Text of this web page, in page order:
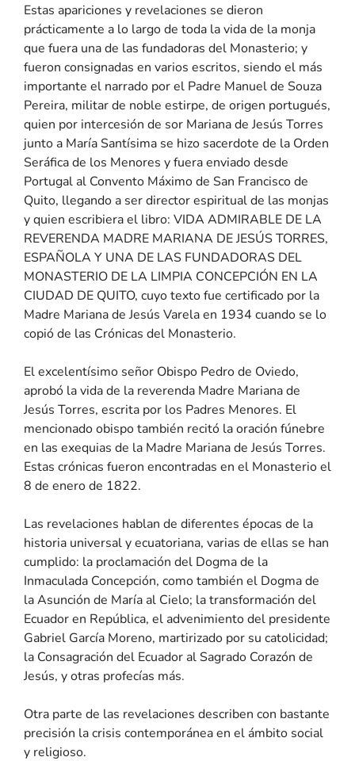
Estas apariciones y revelaciones se dieron
prácticamente a lo largo de toda la vida de la monja
que fuera una de las fundadoras del Monasterio; y
fueron consignadas en varios escritos, siendo el más
importante el narrado por el Padre Manuel de Souza
Pereira, militar de noble estirpe, de origen portugués,
quien por intercesión de sor Mariana de Jesús Torres
junto a María Santísima se hizo sacerdote de la Orden
Seráfica de los Menores y fuera enviado desde
Portugal al Convento Máximo de San Francisco de
Quito, llegando a ser director espiritual de las monjas
y quien escribiera el libro: VIDA ADMIRABLE DE LA
REVERENDA MADRE MARIANA DE JESÚS TORRES,
ESPAÑOLA Y UNA DE LAS FUNDADORAS DEL
MONASTERIO DE LA LIMPIA CONCEPCIÓN EN LA
CIUDAD DE QUITO, cuyo texto fue certificado por la
Madre Mariana de Jesús Varela en 1934 cuando se lo
copió de las Crónicas del Monasterio.
El excelentísimo señor Obispo Pedro de Oviedo,
aprobó la vida de la reverenda Madre Mariana de
Jesús Torres, escrita por los Padres Menores. El
mencionado obispo también recitó la oración fúnebre
en las exequias de la Madre Mariana de Jesús Torres.
Estas crónicas fueron encontradas en el Monasterio el
8 de enero de 1822.
Las revelaciones hablan de diferentes épocas de la
historia universal y ecuatoriana, varias de ellas se han
cumplido: la proclamación del Dogma de la
Inmaculada Concepción, como también el Dogma de
la Asunción de María al Cielo; la transformación del
Ecuador en República, el advenimiento del presidente
Gabriel García Moreno, martirizado por su catolicidad;
la Consagración del Ecuador al Sagrado Corazón de
Jesús, y otras profecías más.
Otra parte de las revelaciones describen con bastante
precisión la crisis contemporánea en el ámbito social
y religioso.